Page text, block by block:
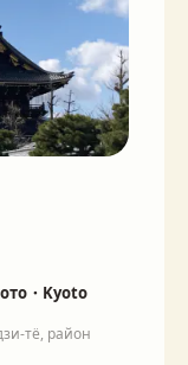
・Kyoto
тё, район